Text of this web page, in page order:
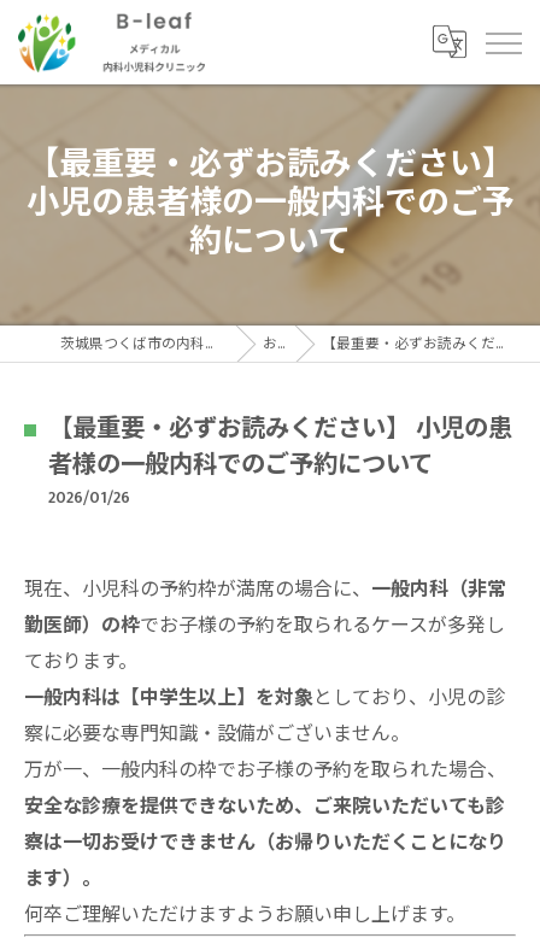
【最重要・必ずお読みください】
小児の患者様の一般内科でのご予
約について
茨城県つくば市の内科ならB-ｌeafメディカル内科小児科クリニック お知らせ 【最重要・必ずお読みください】 小児の患者様の一般内科でのご予約について
【最重要・必ずお読みください】 小児の患
者様の一般内科でのご予約について
2026/01/26
現在、小児科の予約枠が満席の場合に、 一般内科（非常
勤医師）の枠でお子様の予約を取られるケースが多発し
ております。
一般内科は【中学生以上】を対象としており、小児の診
察に必要な専門知識・設備がございません。
万が一、一般内科の枠でお子様の予約を取られた場合、
安全な診療を提供できないため、ご来院いただいても診
察は一切お受けできません（お帰りいただくことになり
ます）。
何卒ご理解いただけますようお願い申し上げます。